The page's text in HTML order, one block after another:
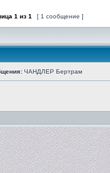
1 из 1 [ 1 сообщение ]
ЧАНДЛЕР Бертрам